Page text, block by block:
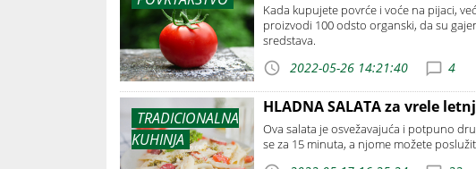
Kada kupujete povrće i voće na pijaci,
proizvodi 100 odsto organski, da su
sredstava.
2022-05-26 14:21:40 4
TRADICIONALNA
KUHINJA
HLADNA SALATA za vrele
Ova salata je osvežavajuća i potpuno
se za 15 minuta, a njome možete